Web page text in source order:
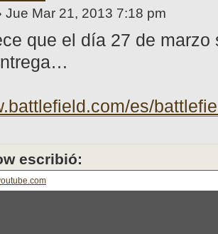
Mar 21, 2013 7:18 pm
que el día 27 de
es/
escribió: